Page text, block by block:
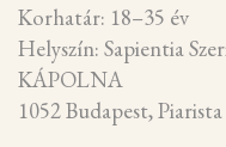
Korhatár: 18–35 év
Helyszín: Sapientia
KÁPOLNA
1052 Budapest,